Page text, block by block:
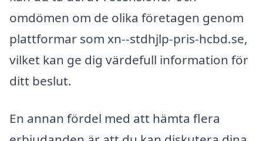
omdömen om de olika företagen genom
plattformar som xn--stdhjlp-pris-hcbd.se,
vilket kan ge dig värdefull information för
ditt beslut.
En annan fördel med att hämta flera